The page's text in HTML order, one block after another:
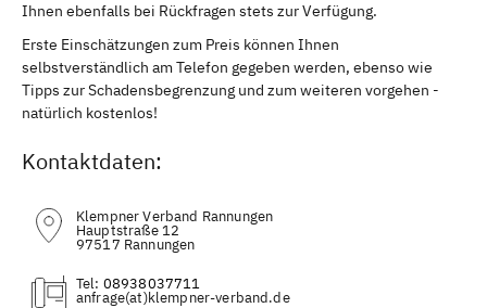
Ihnen ebenfalls bei Rückfragen stets zur Verfügung.
Erste Einschätzungen zum Preis können Ihnen
selbstverständlich am Telefon gegeben werden, ebenso wie
Tipps zur Schadensbegrenzung und zum weiteren vorgehen -
natürlich kostenlos!
Kontaktdaten:
Klempner Verband Rannungen
Hauptstraße 12
97517 Rannungen
Tel: 08938037711
(at)